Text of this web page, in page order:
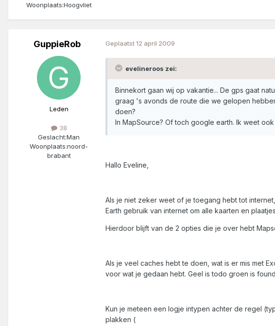
Woonplaats:Hoogvliet
GuppieRob
Leden
38
Geslacht:Man
Woonplaats:noord-
brabant
Geplaatst12 april 2009
evelineroos zei:
Binnekort gaan wij op vakantie... De gps gaat
graag 's avonds de route die we gelopen
doen?
In MapSource? Of toch google earth. Ik weet
Hallo Eveline,
Als je niet zeker weet of je toegang hebt tot
Earth gebruik van internet om alle kaarten en
Hierdoor blijft van de 2 opties die je over hebt
Als je veel caches hebt te doen, wat is er mis met
voor wat je gedaan hebt. Geel is todo groen is
Kun je meteen een logje intypen achter de regel
plakken (